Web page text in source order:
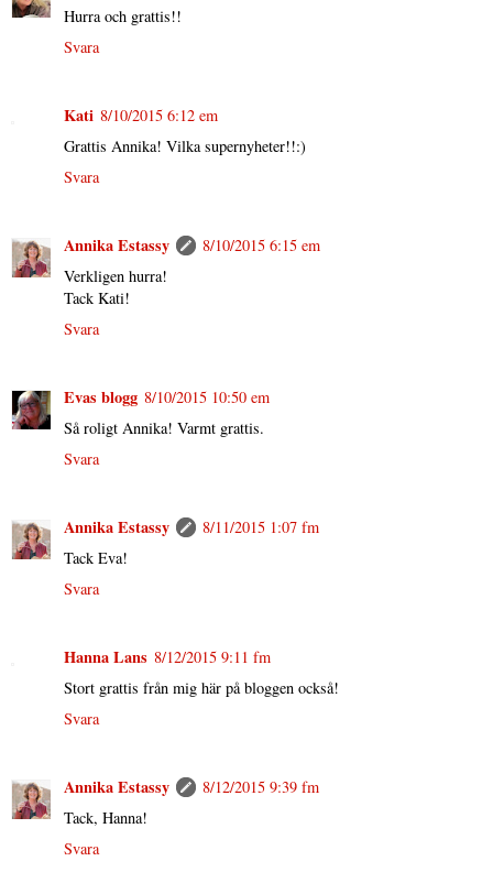
Hurra och grattis!!
Svara
Kati 8/10/2015 6:12 em
Grattis Annika! Vilka supernyheter!!:)
Svara
Annika Estassy
8/10/2015 6:15 em
Verkligen hurra!
Tack Kati!
Svara
Evas blogg 8/10/2015 10:50 em
Så roligt Annika! Varmt grattis.
Svara
Annika Estassy
8/11/2015 1:07 fm
Tack Eva!
Svara
Hanna Lans 8/12/2015 9:11 fm
Stort grattis från mig här på bloggen också!
Svara
Annika Estassy
8/12/2015 9:39 fm
Tack, Hanna!
Svara